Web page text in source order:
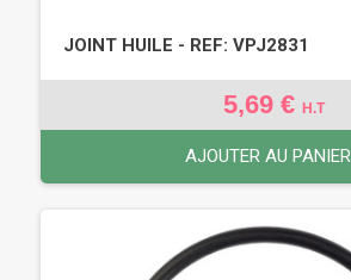
JOINT HUILE - REF: VPJ2831
5,69 € H.T
AJOUTER AU PANIER